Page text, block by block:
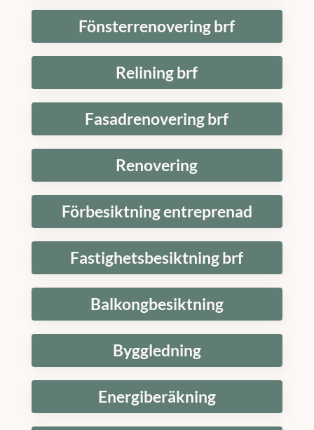
Fönsterrenovering brf
Relining brf
Fasadrenovering brf
Renovering
Förbesiktning entreprenad
Fastighetsbesiktning brf
Balkongbesiktning
Byggledning
Energiberäkning